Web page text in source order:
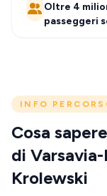
Oltre 4
passeggeri
INFO
Cosa
di
Krolewski